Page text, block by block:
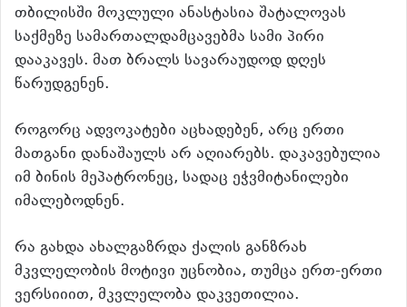
თბილისში მოკლული ანასტასია შატალოვას
საქმეზე სამართალდამცავებმა სამი პირი
დააკავეს. მათ ბრალს სავარაუდოდ დღეს
წარუდგენენ.
როგორც ადვოკატები აცხადებენ, არც ერთი
მათგანი დანაშაულს არ აღიარებს. დაკავებულია
იმ ბინის მეპატრონეც, სადაც ეჭვმიტანილები
იმალებოდნენ.
რა გახდა ახალგაზრდა ქალის განზრახ
მკვლელობის მოტივი უცნობია, თუმცა ერთ-ერთი
ვერსიიით, მკვლელობა დაკვეთილია.